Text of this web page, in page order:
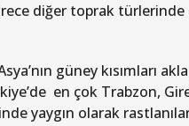
diğer toprak
güney kısımları
en çok Trabzon,
yaygın olarak